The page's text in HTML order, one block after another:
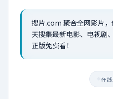
搜片.com 聚合全网影片
天搜集最新电影、电视剧
正版免费看！
在